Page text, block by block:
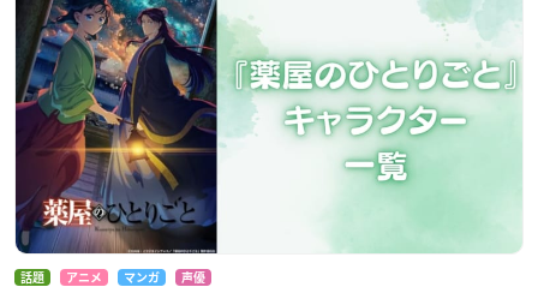
話題 アニメ マンガ 声優